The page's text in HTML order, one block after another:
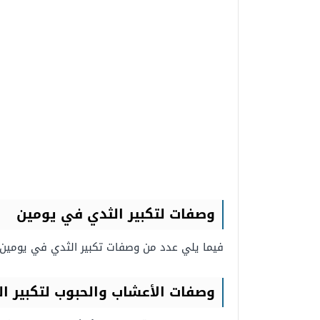
وصفات لتكبير الثدي في يومين
فيما يلي عدد من وصفات تكبير الثدي في
وصفات الأعشاب والحبوب لتكبير